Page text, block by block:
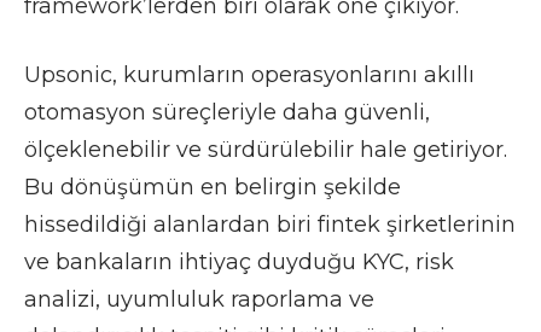
framework’lerden biri olarak öne çıkıyor.
Upsonic, kurumların operasyonlarını akıllı
otomasyon süreçleriyle daha güvenli,
ölçeklenebilir ve sürdürülebilir hale getiriyor.
Bu dönüşümün en belirgin şekilde
hissedildiği alanlardan biri fintek şirketlerinin
ve bankaların ihtiyaç duyduğu KYC, risk
analizi, uyumluluk raporlama ve